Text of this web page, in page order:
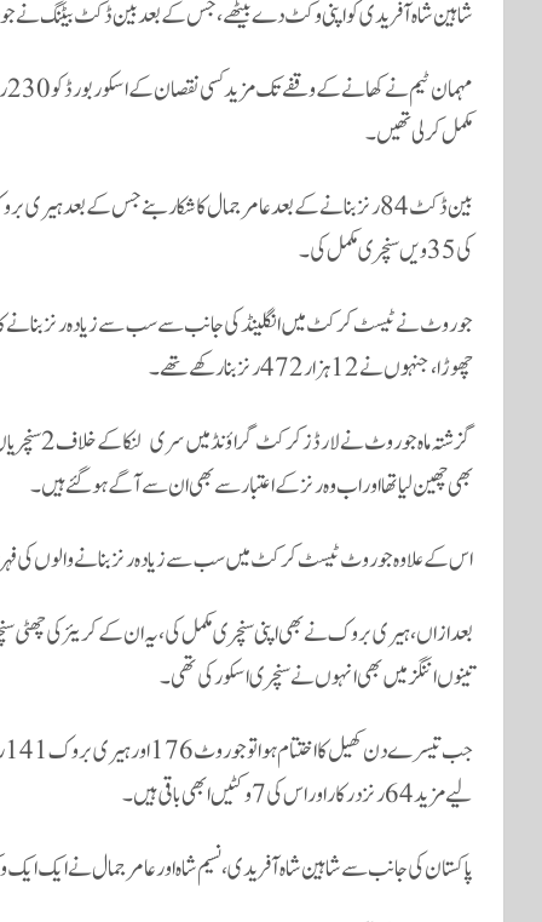
شاہین شاہ آفریدی کو اپنی وکٹ دے بیٹھے، جس کے بعد بین ڈکٹ بیٹنگ نے
مکمل کرلی تھیں۔
بین ڈکٹ 84 رنز بنانے کے بعد عامر جمال کا شکار بنے جس کے بعد
کی 35ویں سنچری مکمل کی۔
جو روٹ نے ٹیسٹ کرکٹ میں انگلینڈ کی جانب سے سب سے زیادہ رنز بنانے کا
چھوڑا، جنہوں نے 12 ہزار 472 رنز بنارکھے تھے۔
گزشتہ
بھی چھین لیا تھا اور اب وہ رنز کے اعتبار سے بھی ان سے آگے ہوگئے ہیں۔
اس کے علاوہ جو روٹ ٹیسٹ کرکٹ میں سب سے زیادہ رنز بنانے والوں کی
بعد ازاں، ہیری بروک نے بھی اپنی سنچری مکمل کی، یہ ان کے کریئر کی چھٹی
تینوں اننگز میں بھی انہوں نے سنچری اسکور کی تھی۔
لیے مزید 64 رنز درکار اور اس کی 7 وکٹیں ابھی باقی ہیں۔
پاکستان کی جانب سے شاہین شاہ آفریدی، نسیم شاہ اور عامر جمال نے ایک